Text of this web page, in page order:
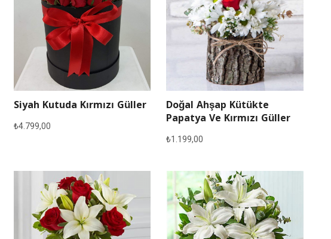
Siyah Kutuda Kırmızı Güller
₺4.799,00
Doğal Ahşap Kütükte
Papatya Ve Kırmızı Güller
₺1.199,00